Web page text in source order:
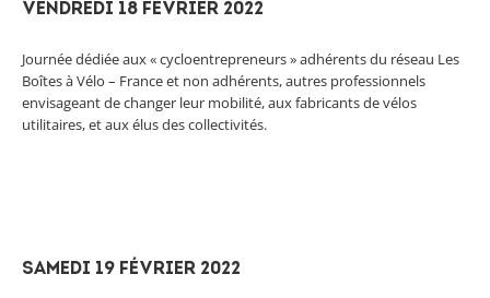
Vendredi 18 février 2022
Journée dédiée aux « cycloentrepreneurs » adhérents du réseau Les
Boîtes à Vélo – France et non adhérents, autres professionnels
envisageant de changer leur mobilité, aux fabricants de vélos
utilitaires, et aux élus des collectivités.
Samedi 19 février 2022